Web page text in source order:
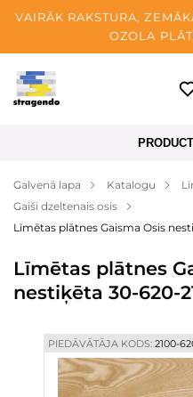
VAIRĀK RAKSTURA,
OZOLA
Tallina
Apmaksa
Par mums
Blogs
Kontaktinformācija
Galvenā lapa Katalogu
Gaiši dzeltenais osis
Līmētas plātnes Gaisma Osis
Līmētas plātnes
nestiķēta 30-620-
PIEDĀVĀTĀJA KODS:2100-